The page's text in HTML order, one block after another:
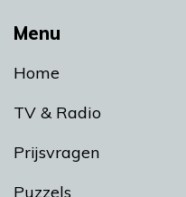
Menu
Home
TV & Radio
Prijsvragen
Puzzels